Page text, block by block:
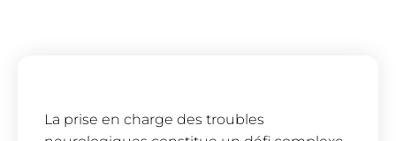
La prise en charge des troubles